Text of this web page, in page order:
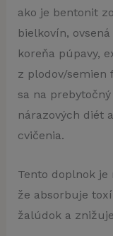
ako je bentonit
bielkovín,
koreňa púpavy,
z plodov/semien
sa na
nárazových diét
cvičenia.
Tento doplnok
že absorbuje
žalúdok a